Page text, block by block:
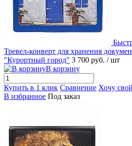
Тревел-конверт для хранения
"Курортный город" 3 700 руб. / шт
В корзину
Купить в 1 клик Сравнение Хочу
В избранное Под заказ